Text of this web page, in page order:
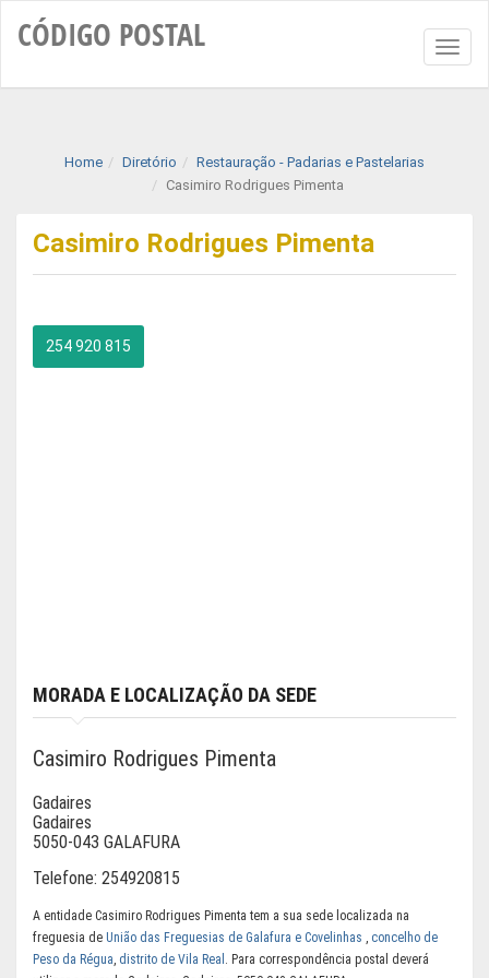
CÓDIGO POSTAL
Home Diretório
Restauração - Padarias e Pastelarias
Casimiro Rodrigues Pimenta
Casimiro Rodrigues Pimenta
254 920 815
MORADA E LOCALIZAÇÃO DA SEDE
Casimiro Rodrigues Pimenta
Gadaires
Gadaires
5050-043 GALAFURA
Telefone: 254920815
A entidade Casimiro Rodrigues Pimenta tem a sua sede localizada na
freguesia de União das Freguesias de Galafura e Covelinhas , concelho de
Peso da Régua, distrito de Vila Real . Para correspondência postal deverá